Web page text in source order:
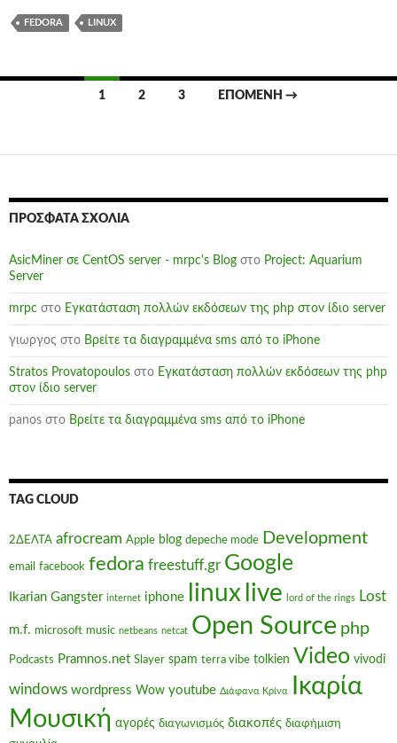
FEDORA LINUX
Πλοήγηση
1 2 3 ΕΠΌΜΕΝΗ →
ΠΡΌΣΦΑΤΑ ΣΧΌΛΙΑ
AsicMiner σε CentOS server - mrpc's Blog στο Project: Aquarium
Server
mrpc στο Εγκατάσταση πολλών εκδόσεων της php στον ίδιο server
γιωργος στο Βρείτε τα διαγραμμένα sms από το iPhone
Stratos Provatopoulos στο Εγκατάσταση πολλών εκδόσεων της php
στον ίδιο server
panos στο Βρείτε τα διαγραμμένα sms από το iPhone
TAG CLOUD
2ΔΕΛΤΑ afrocream Apple blog depeche mode Development
email facebook fedora freestuff.gr Google
Ikarian Gangster internet iphone linux live lord of the rings Lost
m.f. microsoft music netbeans netcat Open Source php
Podcasts Pramnos.net Slayer spam terra vibe tolkien Video vivodi
windows wordpress Wow youtube Διάφανα Κρίνα Ικαρία
Μουσική αγορές διαγωνισμός διακοπές διαφήμιση